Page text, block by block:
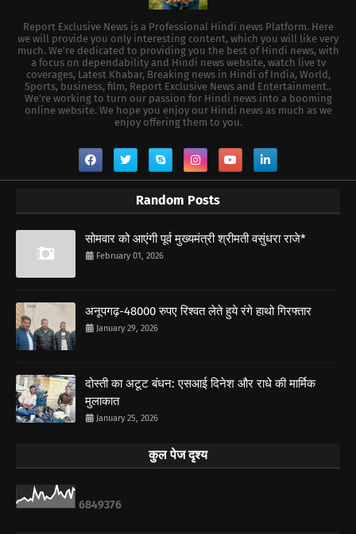
Report Exclusive News is a Professional Hindi news Platform. Here
we will provide you only interesting content, which you will like very
much. We're dedicated to providing you the best of Hindi news, with
a focus on dependability and Hindi news website, watch live tv
coverages, Latest Khabar, Breaking news in Hindi of India, World,
Sports, business, film, Report Exclusive News and Entertainment..
We're working to turn our passion for Hindi news into a booming
online website. We hope you enjoy our Hindi news as much as we
enjoy offering them to you.
Random Posts
सोमवार को आएंगी पूर्व मुख्यमंत्री श्रीमती वसुंधरा राजे*
February 01, 2026
अनूपगढ़-48000 रुपए रिश्वत लेते हुये रंगे हाथो गिरफ्तार
January 29, 2026
दोस्ती का अटूट बंधन: एसआई दिनेश और राधे की मार्मिक
मुलाकात
January 25, 2026
कुल पेज दृश्य
6849376